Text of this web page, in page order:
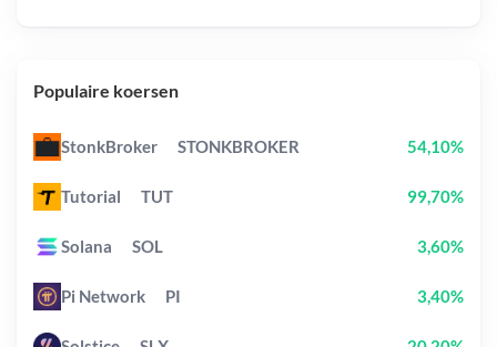
Populaire koersen
StonkBroker STONKBROKER 54,10%
Tutorial TUT 99,70%
Solana SOL 3,60%
Pi Network PI 3,40%